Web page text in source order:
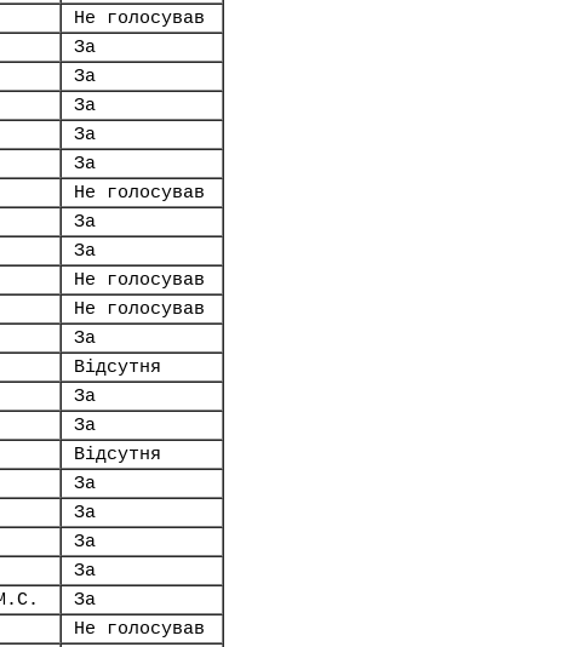
Не голосував
За
За
За
За
За
Не голосував
За
За
Не голосував
Не голосував
За
Відсутня
За
За
Відсутня
За
За
За
За
За
Не голосував